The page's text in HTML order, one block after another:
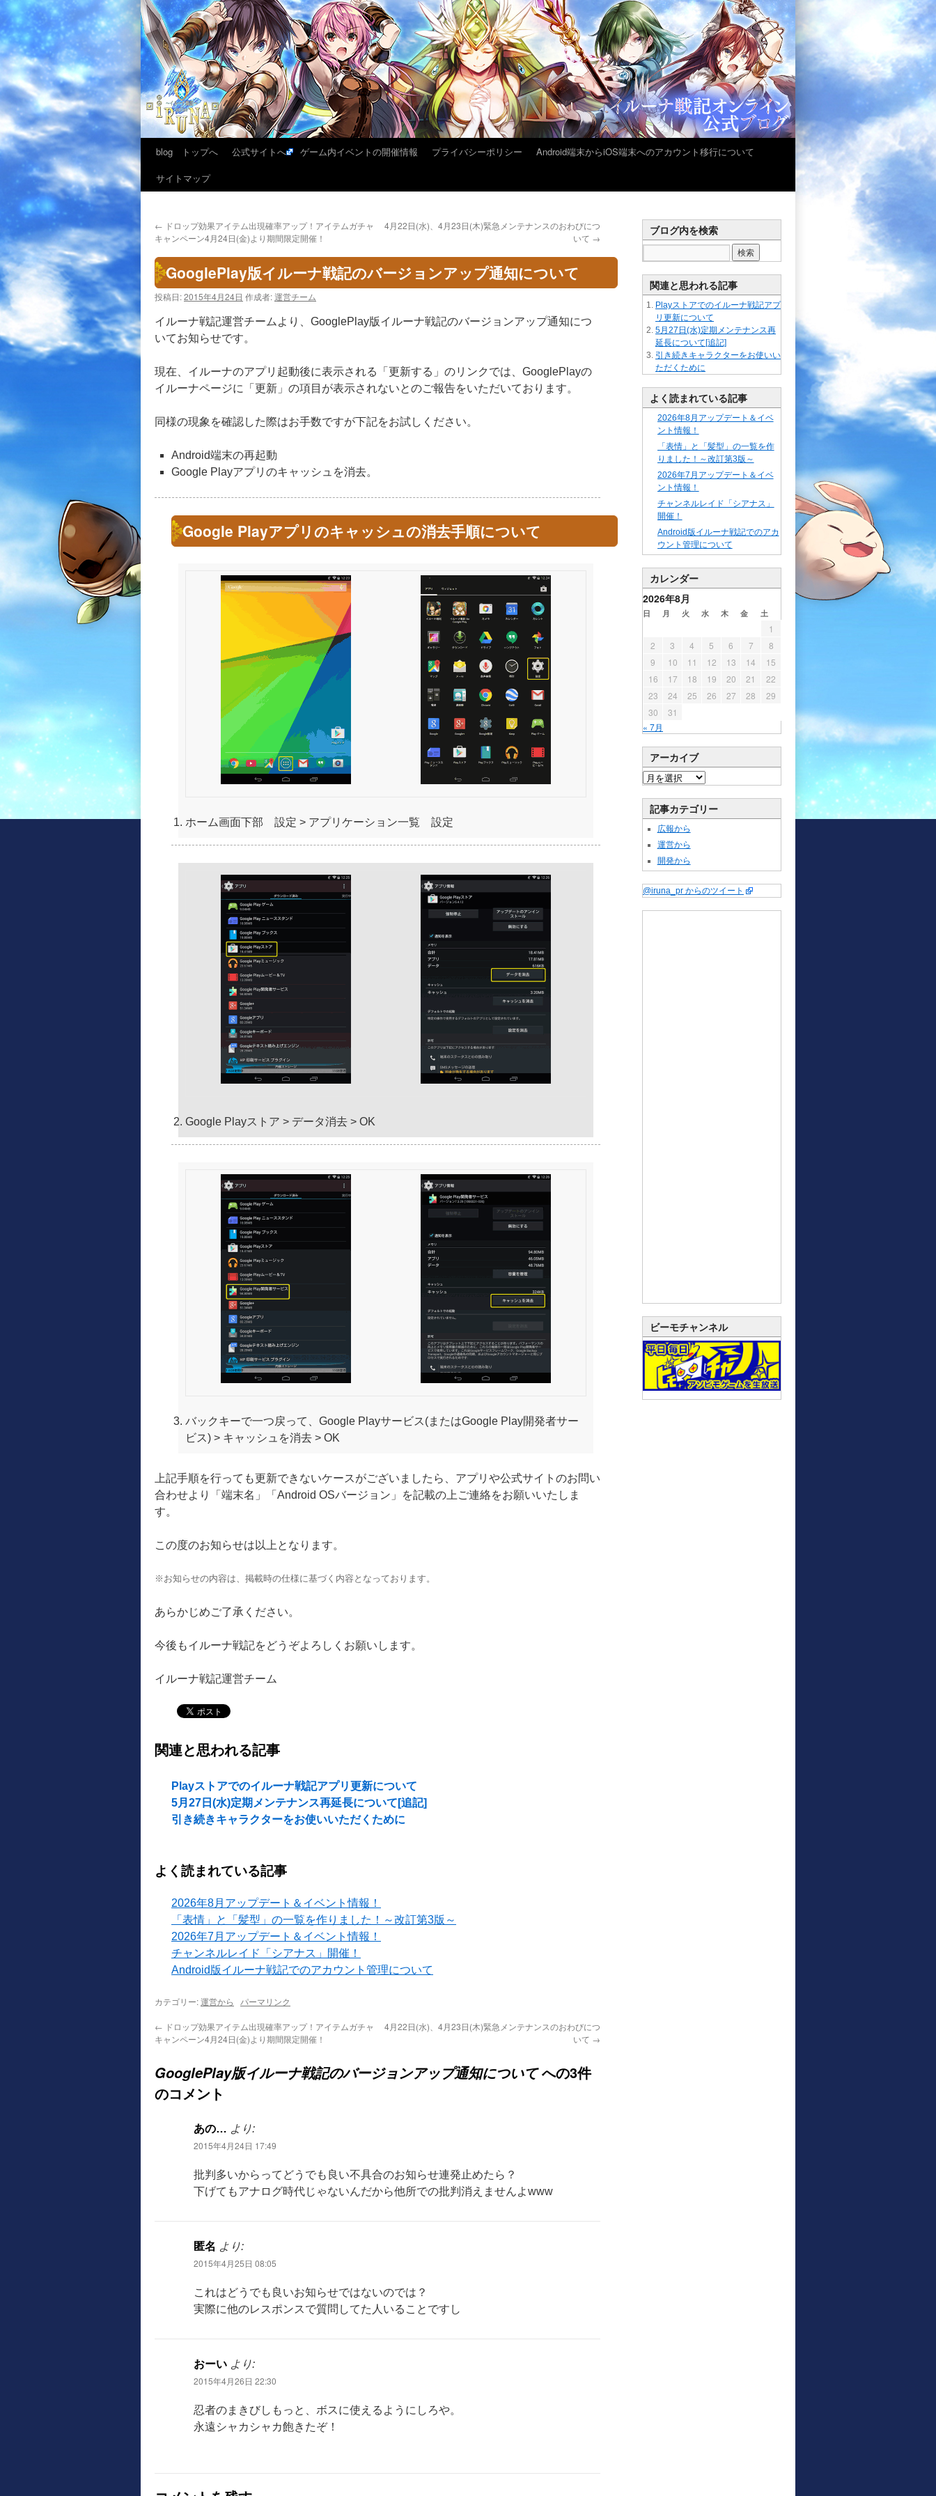
blog トップへ 公式サイトへ ゲーム内イベントの開催情報 プライバシーポリシー
Android端末からiOS端末へのアカウント移行について
サイトマップ
← ドロップ効果アイテム出現確率アップ！アイテムガチャ
キャンペーン4月24日(金)より期間限定開催！
4月22日(水)、4月23日(木)緊急メンテナンスのおわびにつ
いて →
GooglePlay版イルーナ戦記のバージョンアップ通知について
投稿日:2015年4月24日 作成者:運営チーム
イルーナ戦記運営チームより、GooglePlay版イルーナ戦記のバージョンアップ通知につ
いてお知らせです。
現在、イルーナのアプリ起動後に表示される「更新する」のリンクでは、GooglePlayの
イルーナページに「更新」の項目が表示されないとのご報告をいただいております。
同様の現象を確認した際はお手数ですが下記をお試しください。
Android端末の再起動
Google Playアプリのキャッシュを消去。
Google Playアプリのキャッシュの消去手順について
ホーム画面下部 設定 > アプリケーション一覧 設定
Google Playストア > データ消去 > OK
バックキーで一つ戻って、Google Playサービス(またはGoogle Play開発者サー
ビス) > キャッシュを消去 > OK
上記手順を行っても更新できないケースがございましたら、アプリや公式サイトのお問い
合わせより「端末名」「Android OSバージョン」を記載の上ご連絡をお願いいたしま
す。
この度のお知らせは以上となります。
※お知らせの内容は、掲載時の仕様に基づく内容となっております。
あらかじめご了承ください。
今後もイルーナ戦記をどうぞよろしくお願いします。
イルーナ戦記運営チーム
関連と思われる記事
Playストアでのイルーナ戦記アプリ更新について
5月27日(水)定期メンテナンス再延長について[追記]
引き続きキャラクターをお使いいただくために
よく読まれている記事
2026年8月アップデート＆イベント情報！
「表情」と「髪型」の一覧を作りました！～改訂第3版～
2026年7月アップデート＆イベント情報！
チャンネルレイド「シアナス」開催！
Android版イルーナ戦記でのアカウント管理について
カテゴリー:運営から パーマリンク
← ドロップ効果アイテム出現確率アップ！アイテムガチャ
キャンペーン4月24日(金)より期間限定開催！
4月22日(水)、4月23日(木)緊急メンテナンスのおわびにつ
いて →
GooglePlay版イルーナ戦記のバージョンアップ通知についてへの3件
のコメント
あの… より:
2015年4月24日 17:49
批判多いからってどうでも良い不具合のお知らせ連発止めたら？
下げてもアナログ時代じゃないんだから他所での批判消えませんよwww
匿名 より:
2015年4月25日 08:05
これはどうでも良いお知らせではないのでは？
実際に他のレスポンスで質問してた人いることですし
おーい より:
2015年4月26日 22:30
忍者のまきびしもっと、ボスに使えるようにしろや。
永遠シャカシャカ飽きたぞ！
ブログ内を検索
関連と思われる記事
Playストアでのイルーナ戦記アプ
リ更新について
5月27日(水)定期メンテナンス再
延長について[追記]
引き続きキャラクターをお使いい
ただくために
よく読まれている記事
2026年8月アップデート＆イベ
ント情報！
「表情」と「髪型」の一覧を作
りました！～改訂第3版～
2026年7月アップデート＆イベ
ント情報！
チャンネルレイド「シアナス」
開催！
Android版イルーナ戦記でのアカ
ウント管理について
カレンダー
2026年8月
日 月 火 水 木 金 土
« 7月
1
2
3 4 5 6 7
8
9
10 11 12 13 14
15
16
17 18 19 20 21
22
23
24 25 26 27 28
29
30
31
アーカイブ
記事カテゴリー
広報から
運営から
開発から
@iruna_pr からのツイート
ビーモチャンネル